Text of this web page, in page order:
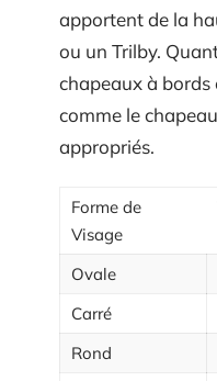
apportent de la
ou un Trilby.
chapeaux à
comme le
appropriés.
Forme de
Visage
Ovale
Carré
Rond